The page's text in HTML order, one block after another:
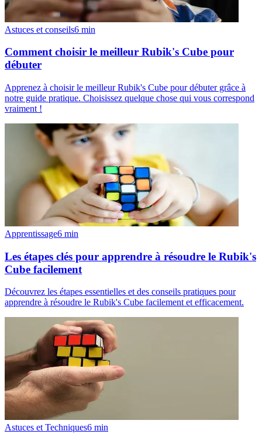
Astuces et conseils6 min
Comment choisir le meilleur Rubik's Cube pour
débuter
Apprenez à choisir le meilleur Rubik's Cube pour débuter grâce à
notre guide pratique. Choisissez quelque chose qui vous correspond
vraiment !
Apprentissage6 min
Les étapes clés pour apprendre à résoudre le Rubik's
Cube facilement
Découvrez les étapes essentielles et des conseils pratiques pour
apprendre à résoudre le Rubik's Cube facilement et efficacement.
Astuces et Techniques6 min